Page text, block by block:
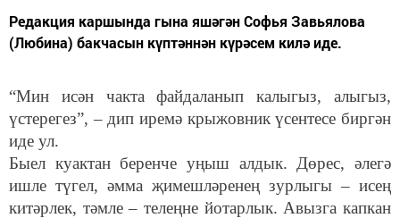
Редакция каршында гына яшәгән Софья Завьялова
(Любина) бакчасын күптәннән күрәсем килә иде.
“Мин исән чакта файдаланып калыгыз, алыгыз,
үстерегез”, – дип иремә крыжовник үсентесе биргән
иде ул.
Быел куактан беренче уңыш алдык. Дөрес, әлегә
ишле түгел, әмма җимешләренең зурлыгы – исең
китәрлек, тәмле – телеңне йотарлык. Авызга капкан